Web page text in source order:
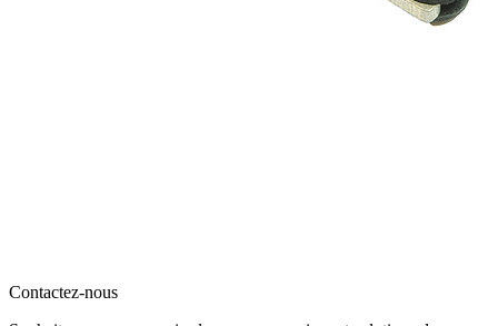
Contactez-nous